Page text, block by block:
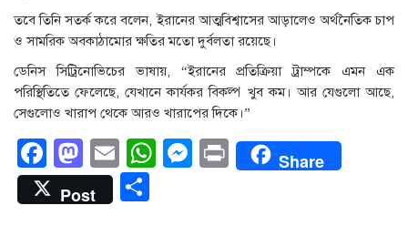
তবে তিনি সতর্ক করে বলেন, ইরানের আত্মবিশ্বাসের আড়ালেও অর্থনৈতিক চাপ
ও সামরিক অবকাঠামোর ক্ষতির মতো দুর্বলতা রয়েছে।
ডেনিস সিট্রিনোভিচের ভাষায়, “ইরানের প্রতিক্রিয়া ট্রাম্পকে এমন এক
পরিস্থিতিতে ফেলেছে, যেখানে কার্যকর বিকল্প খুব কম। আর যেগুলো আছে,
সেগুলোও খারাপ থেকে আরও খারাপের দিকে।”
Facebook
Mastodon
EmailWhatsApp
Messenger
PrintShare
Post